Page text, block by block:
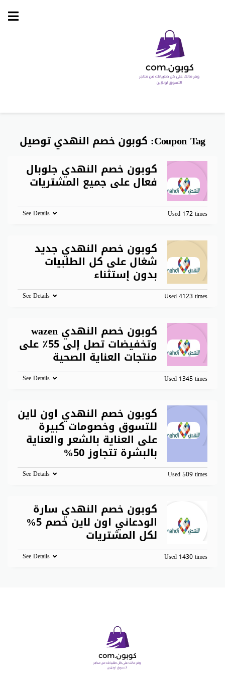
Skip
Coupon Tag: كوبون خصم النهدي توصيل
كوبون خصم النهدي جلوبال
فعال على جميع المشتريات
Used 172 times
See Details
كوبون خصم النهدي جديد
شغال على كل الطلبيات
بدون إستثناء
Used 4123 times
See Details
كوبون خصم النهدي wazen
وتخفيضات تصل إلى 55٪ على
منتجات العناية الصحية
Used 1345 times
See Details
كوبون خصم النهدي اون لاين
للتسوق وخصومات كبيرة
على العناية بالشعر والعناية
بالبشرة تتجاوز 50%
Used 509 times
See Details
كوبون خصم النهدي سارة
الودعاني اون لاين خصم 5%
لكل المشتريات
Used 1430 times
See Details